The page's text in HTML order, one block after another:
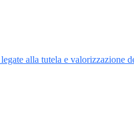
alla tutela e valorizzazione